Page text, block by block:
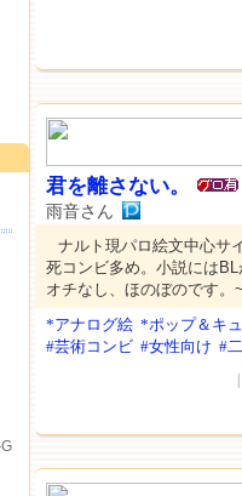
君を離さない。
雨音さん
ナルト現パロ絵文中心サ
死コンビ多め。小説にはBL
オチなし、ほのぼのです。~
*アナログ絵 *ポップ＆キ
#芸術コンビ #女性向け #